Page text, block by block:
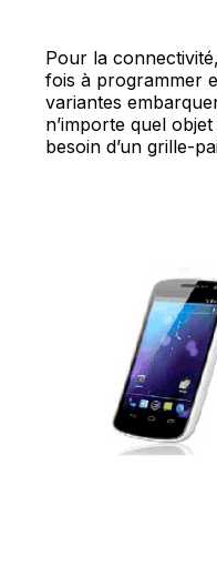
Pour la
fois à programmer
variantes
n’importe quel
besoin d’un grille-